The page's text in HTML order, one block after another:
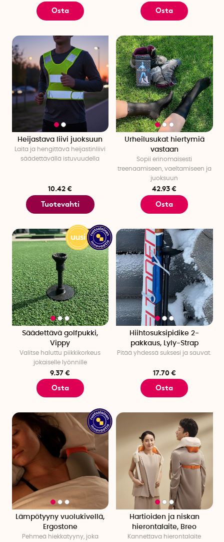
Osta Osta
Heijastava liivi juoksuun
Laita ja hengittävä heijastinliivi
säädettävällä istuvuudella
10.42 €
Tuotevahti
Urheilusukat hiertymiä
vastaan
Sopii erinomaisesti
treenaamiseen, vaeltamiseen ja
juoksuun
42.93 €
Osta
Säädettävä golfpukki,
Vippy
Valitse haluttu piikkikorkeus
jokaiselle lyönnille
9.37 €
Osta
Hiihtosuksipidike 2-
pakkaus, Lyly-Strap
Pitää yhdessä suksesi ja sauvat.
17.70 €
Osta
Lämpötyyny vuolukivellä,
Ergostone
Pehmeä hiekkatyyny, joka
Hartioiden ja niskan
hierontalaite, Breo
Kannettava hierontalaite